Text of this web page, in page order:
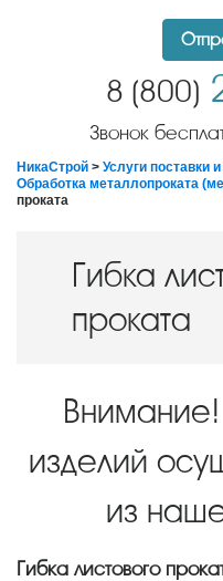
8 (800)
Звонок
НикаСтрой > Услуги поставки
Обработка металлопроката
проката
Гибка
проката
Внимание! Производство
изделий
из
Гибка листового